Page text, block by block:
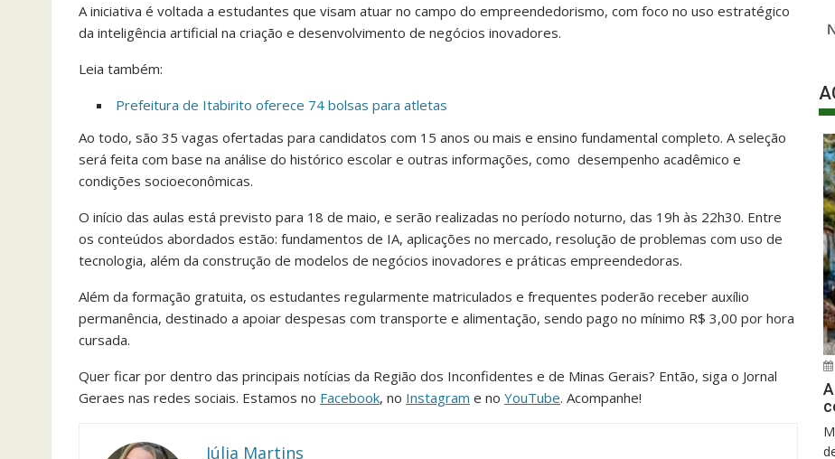
A iniciativa é voltada a estudantes que visam atuar no campo do empreendedorismo, com foco no uso estratégico
da inteligência artificial na criação e desenvolvimento de negócios inovadores.
Leia também:
Prefeitura de Itabirito oferece 74 bolsas para atletas
Ao todo, são 35 vagas ofertadas para candidatos com 15 anos ou mais e ensino fundamental completo. A seleção
será feita com base na análise do histórico escolar e outras informações, como desempenho acadêmico e
condições socioeconômicas.
O início das aulas está previsto para 18 de maio, e serão realizadas no período noturno, das 19h às 22h30. Entre
os conteúdos abordados estão: fundamentos de IA, aplicações no mercado, resolução de problemas com uso de
tecnologia, além da construção de modelos de negócios inovadores e práticas empreendedoras.
Além da formação gratuita, os estudantes regularmente matriculados e frequentes poderão receber auxílio
permanência, destinado a apoiar despesas com transporte e alimentação, sendo pago no mínimo R$ 3,00 por hora
cursada.
Quer ficar por dentro das principais notícias da Região dos Inconfidentes e de Minas Gerais? Então, siga o Jornal
Geraes nas redes sociais. Estamos no Facebook, no Instagram e no YouTube. Acompanhe!
Júlia Martins